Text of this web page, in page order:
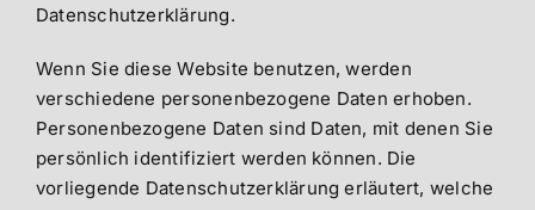
Datenschutzerklärung.
Wenn Sie diese Website benutzen, werden
verschiedene personenbezogene Daten erhoben.
Personenbezogene Daten sind Daten, mit denen Sie
persönlich identifiziert werden können. Die
vorliegende Datenschutzerklärung erläutert, welche